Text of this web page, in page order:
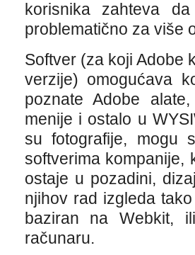
korisnika zahteva
problematično za više
Softver (za koji Adobe
verzije) omogućava
poznate Adobe
menije i ostalo u
su fotografije, mogu
softverima kompanije,
ostaje u pozadini,
njihov rad izgleda
baziran na Webkit,
računaru.